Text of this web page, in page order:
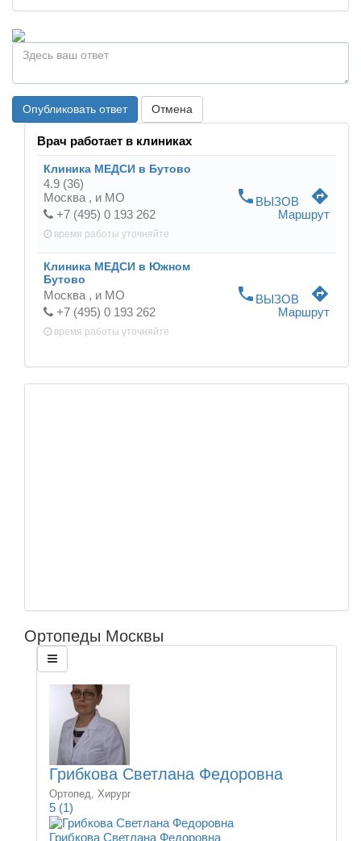
Опубликовать ответ Отмена
Врач работает в клиниках
Клиника МЕДСИ в Бутово
4.9 (36)
Москва , и МО
+7 (495) 0 193 262
время работы уточняйте
phone ВЫЗОВ directions
Маршрут
Клиника МЕДСИ в Южном
Бутово
Москва , и МО
+7 (495) 0 193 262
время работы уточняйте
phone ВЫЗОВ directions
Маршрут
Ортопеды Москвы
Грибкова Светлана Федоровна
Ортопед, Хирург
5 (1)
Грибкова Светлана Федоровна